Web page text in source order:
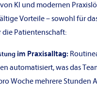
KI und modernen
Vorteile – sowohl für
die Patientenschaft:
im Praxisalltag:
automatisiert, was das
Woche mehrere Stunden